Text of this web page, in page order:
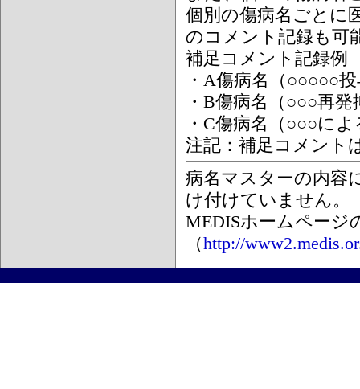
個別の傷病名ごとに
のコメント記録も可
補足コメント記録例
・A傷病名（○○○○○
・B傷病名（○○○再
・C傷病名（○○○に
注記：補足コメント
病名マスターの内容
け付けていません。
MEDISホームページ
（http://